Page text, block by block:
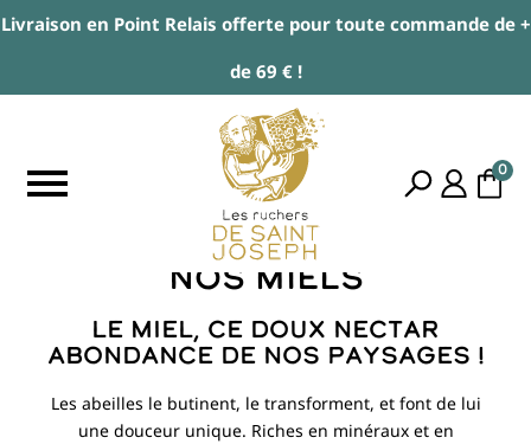
Livraison en Point Relais offerte pour toute commande de +
de 69 € !
0
Nos miels
Le Miel, ce doux nectar
abondance de nos paysages !
Les abeilles le butinent, le transforment, et font de lui
une douceur unique. Riches en minéraux et en